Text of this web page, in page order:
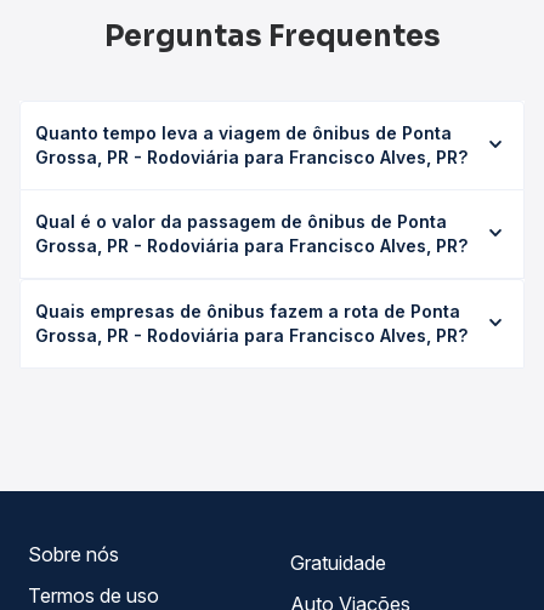
Perguntas Frequentes
Quanto tempo leva a viagem de ônibus de Ponta
Grossa, PR - Rodoviária para Francisco Alves, PR?
Francisco Alves, PR leva em média 8h 3min, podendo
variar conforme a viação, o tipo de serviço (convencional,
duração exata de cada opção na data desejada.
Qual é o valor da passagem de ônibus de Ponta
Grossa, PR - Rodoviária para Francisco Alves, PR?
Rodoviária para Francisco Alves, PR custa em média R$
247,21 e varia conforme a data da viagem, a empresa, o
Quais empresas de ônibus fazem a rota de Ponta
Grossa, PR - Rodoviária para Francisco Alves, PR?
Sobre nós
Termos de uso
Gratuidade
Auto Viações